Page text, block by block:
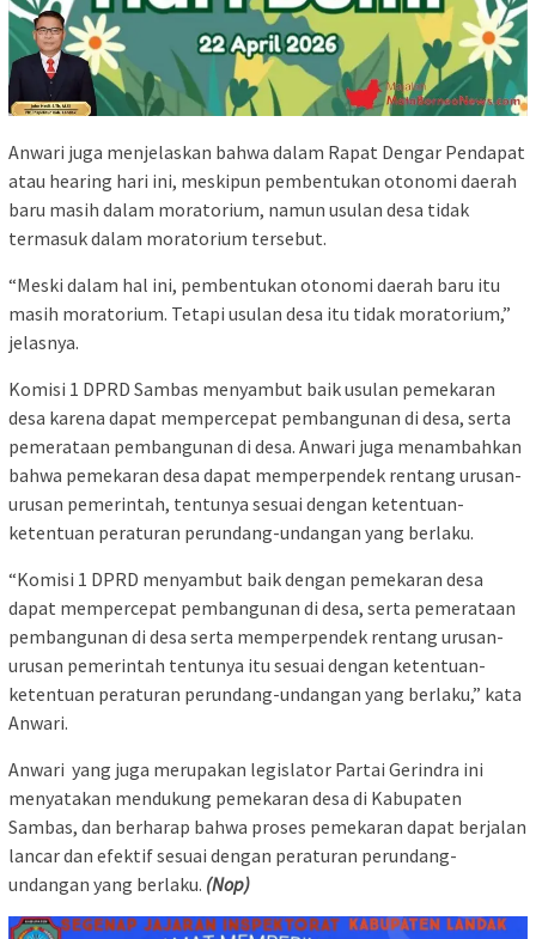
Anwari juga menjelaskan bahwa dalam Rapat Dengar Pendapat
atau hearing hari ini, meskipun pembentukan otonomi daerah
baru masih dalam moratorium, namun usulan desa tidak
termasuk dalam moratorium tersebut.
“Meski dalam hal ini, pembentukan otonomi daerah baru itu
masih moratorium. Tetapi usulan desa itu tidak moratorium,”
jelasnya.
Komisi 1 DPRD Sambas menyambut baik usulan pemekaran
desa karena dapat mempercepat pembangunan di desa, serta
pemerataan pembangunan di desa. Anwari juga menambahkan
bahwa pemekaran desa dapat memperpendek rentang urusan-
urusan pemerintah, tentunya sesuai dengan ketentuan-
ketentuan peraturan perundang-undangan yang berlaku.
“Komisi 1 DPRD menyambut baik dengan pemekaran desa
dapat mempercepat pembangunan di desa, serta pemerataan
pembangunan di desa serta memperpendek rentang urusan-
urusan pemerintah tentunya itu sesuai dengan ketentuan-
ketentuan peraturan perundang-undangan yang berlaku,” kata
Anwari.
Anwari yang juga merupakan legislator Partai Gerindra ini
menyatakan mendukung pemekaran desa di Kabupaten
Sambas, dan berharap bahwa proses pemekaran dapat berjalan
lancar dan efektif sesuai dengan peraturan perundang-
undangan yang berlaku. (Nop)